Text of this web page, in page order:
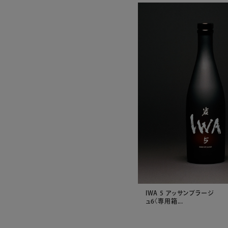
IWA 5 アッサンブラージ
ュ6〈専用箱...